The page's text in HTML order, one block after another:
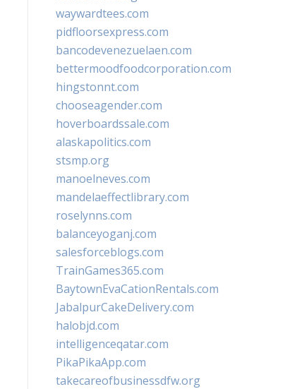
waywardtees.com
pidfloorsexpress.com
bancodevenezuelaen.com
bettermoodfoodcorporation.com
hingstonnt.com
chooseagender.com
hoverboardssale.com
alaskapolitics.com
stsmp.org
manoelneves.com
mandelaeffectlibrary.com
roselynns.com
balanceyoganj.com
salesforceblogs.com
TrainGames365.com
BaytownEvaCationRentals.com
JabalpurCakeDelivery.com
halobjd.com
intelligenceqatar.com
PikaPikaApp.com
takecareofbusinessdfw.org